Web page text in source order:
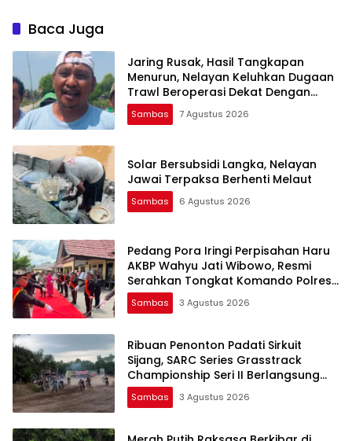
Baca Juga
Jaring Rusak, Hasil Tangkapan
Menurun, Nelayan Keluhkan Dugaan
Trawl Beroperasi Dekat Dengan
Pesisir Jawai
Sambas 7 Agustus 2026
Solar Bersubsidi Langka, Nelayan
Jawai Terpaksa Berhenti Melaut
Sambas 6 Agustus 2026
Pedang Pora Iringi Perpisahan Haru
AKBP Wahyu Jati Wibowo, Resmi
Serahkan Tongkat Komando Polres
Sambas
Sambas 3 Agustus 2026
Ribuan Penonton Padati Sirkuit
Sijang, SARC Series Grasstrack
Championship Seri II Berlangsung
Meriah, Seri III Digelar Desember
Sambas 3 Agustus 2026